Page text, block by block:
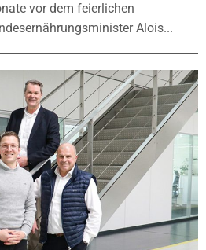
vor dem feierlichen
Alois...